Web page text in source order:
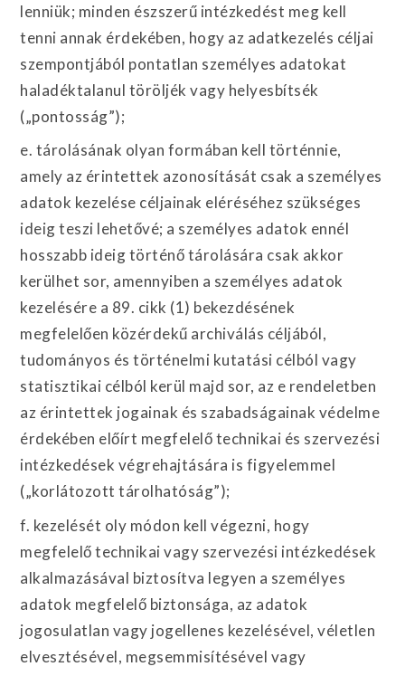
lenniük; minden észszerű intézkedést meg kell
tenni annak érdekében, hogy az adatkezelés céljai
szempontjából pontatlan személyes adatokat
haladéktalanul töröljék vagy helyesbítsék
(„pontosság”);
e. tárolásának olyan formában kell történnie,
amely az érintettek azonosítását csak a személyes
adatok kezelése céljainak eléréséhez szükséges
ideig teszi lehetővé; a személyes adatok ennél
hosszabb ideig történő tárolására csak akkor
kerülhet sor, amennyiben a személyes adatok
kezelésére a 89. cikk (1) bekezdésének
megfelelően közérdekű archiválás céljából,
tudományos és történelmi kutatási célból vagy
statisztikai célból kerül majd sor, az e rendeletben
az érintettek jogainak és szabadságainak védelme
érdekében előírt megfelelő technikai és szervezési
intézkedések végrehajtására is figyelemmel
(„korlátozott tárolhatóság”);
f. kezelését oly módon kell végezni, hogy
megfelelő technikai vagy szervezési intézkedések
alkalmazásával biztosítva legyen a személyes
adatok megfelelő biztonsága, az adatok
jogosulatlan vagy jogellenes kezelésével, véletlen
elvesztésével, megsemmisítésével vagy